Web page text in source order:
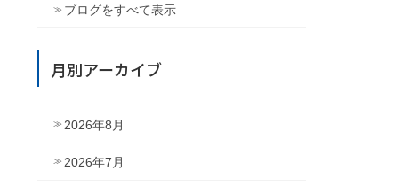
ブログをすべて表示
月別アーカイブ
2026年8月
2026年7月